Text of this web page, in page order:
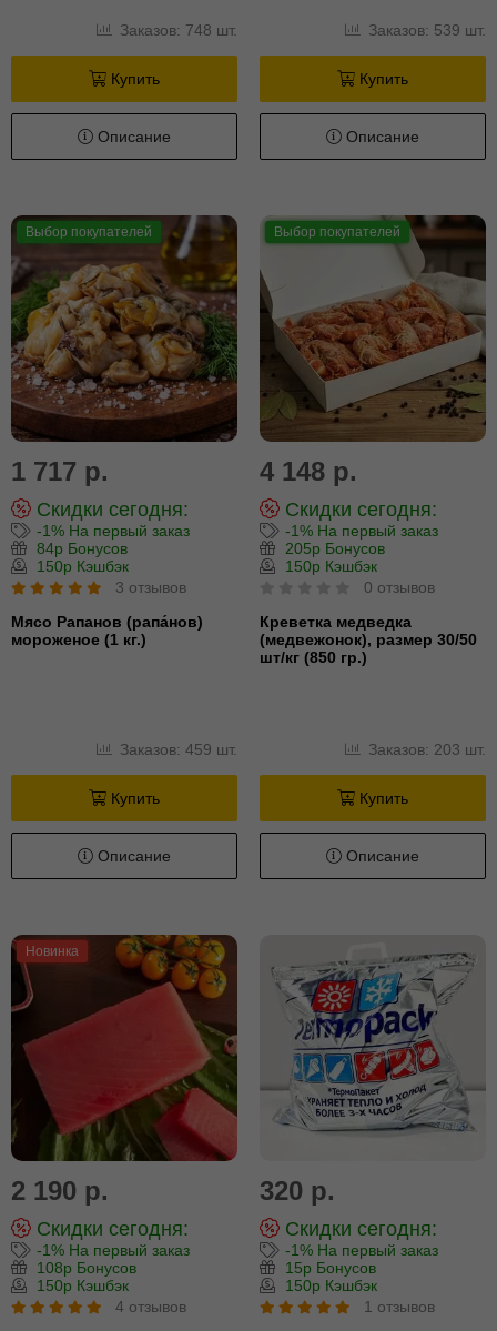
Заказов: 748 шт.
Купить
Описание
Заказов: 539 шт.
Купить
Описание
Выбор покупателей
1 717 р.
Скидки сегодня:
-1% На первый заказ
84р Бонусов
150р Кэшбэк
3 отзывов
Мясо Рапанов (рапа́нов)
мороженое (1 кг.)
Заказов: 459 шт.
Купить
Описание
Выбор покупателей
4 148 р.
Скидки сегодня:
-1% На первый заказ
205р Бонусов
150р Кэшбэк
0 отзывов
Креветка медведка
(медвежонок), размер 30/50
шт/кг (850 гр.)
Заказов: 203 шт.
Купить
Описание
Новинка
2 190 р.
Скидки сегодня:
-1% На первый заказ
108р Бонусов
150р Кэшбэк
4 отзывов
320 р.
Скидки сегодня:
-1% На первый заказ
15р Бонусов
150р Кэшбэк
1 отзывов